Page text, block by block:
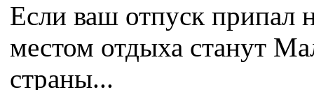
Если ваш отпуск припал
местом отдыха станут
страны...